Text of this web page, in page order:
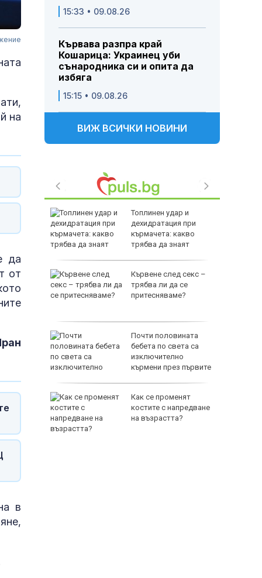
на
да
от
в
15:33 • 09.08.26
Кървава разпра край
Кошарица: Украинец уби
сънародника си и опита да
избяга
15:15 • 09.08.26
ВИЖ ВСИЧКИ НОВИНИ
90
в
на
Топлинен удар и
дехидратация при
кърмачета: какво
трябва да знаят
Кървене след секс –
трябва ли да се
притесняваме?
Почти половината
бебета по света са
изключително
кърмени през първите
Как се променят
костите с напредване
на възрастта?